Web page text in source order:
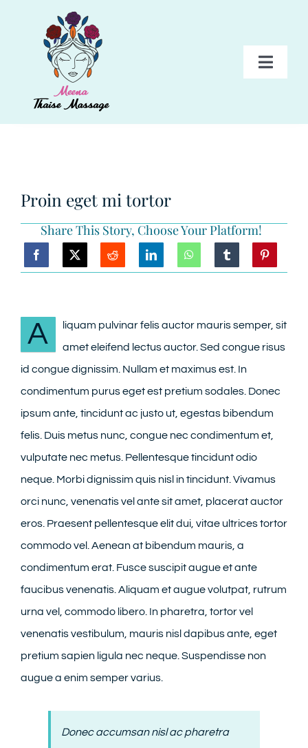
PAKKETTEN
TARIEVEN
CONTACT
Proin eget mi tortor
Share This Story, Choose Your Platform!
A
liquam pulvinar felis auctor mauris semper, sit
amet eleifend lectus auctor. Sed congue risus
id congue dignissim. Nullam et maximus est. In
condimentum purus eget est pretium sodales. Donec
ipsum ante, tincidunt ac justo ut, egestas bibendum
felis. Duis metus nunc, congue nec condimentum et,
vulputate nec metus. Pellentesque tincidunt odio
neque. Morbi dignissim quis nisl in tincidunt. Vivamus
orci nunc, venenatis vel ante sit amet, placerat auctor
eros. Praesent pellentesque elit dui, vitae ultrices tortor
commodo vel. Aenean at bibendum mauris, a
condimentum erat. Fusce suscipit augue et ante
faucibus venenatis. Aliquam et augue volutpat, rutrum
urna vel, commodo libero. In pharetra, tortor vel
venenatis vestibulum, mauris nisl dapibus ante, eget
pretium sapien ligula nec neque. Suspendisse non
augue a enim semper varius.
Donec accumsan nisl ac pharetra